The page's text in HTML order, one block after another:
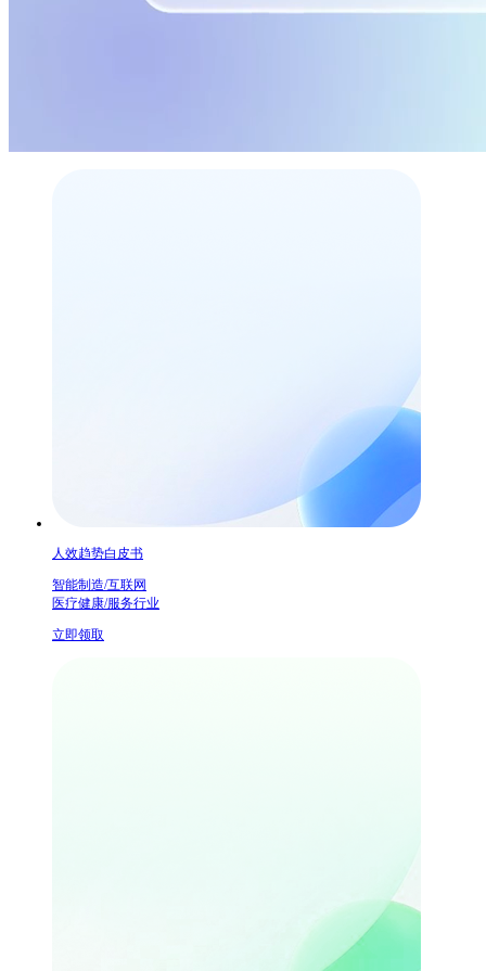
人效趋势白皮书
智能制造/互联网
医疗健康/服务行业
立即领取